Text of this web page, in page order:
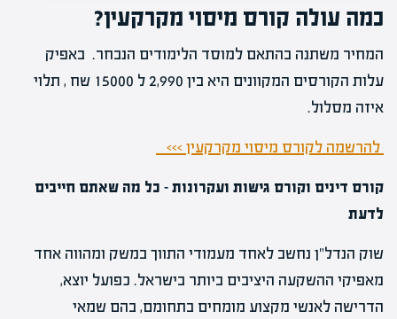
כמה עולה קורס מיסוי מקרקעין?
המחיר משתנה בהתאם למוסד הלימודים הנבחר. באפיק
עלות הקורסים המקוונים היא בין 2,990 ל 15000 שח , תלוי
איזה מסלול.
להרשמה לקורס מיסוי מקרקעין >>>
קורס דינים וקורס גישות ועקרונות – כל מה שאתם חייבים
לדעת
שוק הנדל"ן נחשב לאחד מעמודי התווך במשק ומהווה אחד
מאפיקי ההשקעה היציבים ביותר בישראל. כפועל יוצא,
הדרישה לאנשי מקצוע מומחים בתחומם, בהם שמאי